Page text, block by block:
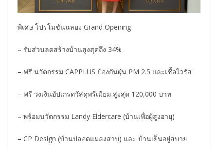
พิเศษ โปรโมชันฉลอง Grand Opening
– รับส่วนลดสร้างบ้านสูงสุดถึง 34%
– ฟรี นวัตกรรม CAPPLUS ป้องกันฝุ่น PM 2.5 และเชื้อไวรัส
– ฟรี วงเงินอัปเกรดวัสดุพรีเมียม สูงสุด 120,000 บาท
– พร้อมนวัตกรรม Landy Eldercare (บ้านเพื่อผู้สูงอายุ)
– CP Design (บ้านปลอดแมลงสาบ) และ บ้านเย็นอยู่สบาย